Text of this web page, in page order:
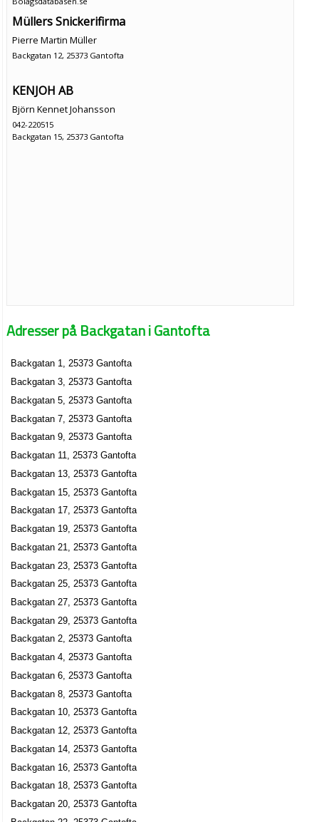
Müllers Snickerifirma
Pierre Martin Müller
Backgatan 12, 25373 Gantofta
KENJOH AB
Björn Kennet Johansson
042-220515
Backgatan 15, 25373 Gantofta
Adresser på Backgatan i Gantofta
Backgatan 1, 25373 Gantofta
Backgatan 3, 25373 Gantofta
Backgatan 5, 25373 Gantofta
Backgatan 7, 25373 Gantofta
Backgatan 9, 25373 Gantofta
Backgatan 11, 25373 Gantofta
Backgatan 13, 25373 Gantofta
Backgatan 15, 25373 Gantofta
Backgatan 17, 25373 Gantofta
Backgatan 19, 25373 Gantofta
Backgatan 21, 25373 Gantofta
Backgatan 23, 25373 Gantofta
Backgatan 25, 25373 Gantofta
Backgatan 27, 25373 Gantofta
Backgatan 29, 25373 Gantofta
Backgatan 2, 25373 Gantofta
Backgatan 4, 25373 Gantofta
Backgatan 6, 25373 Gantofta
Backgatan 8, 25373 Gantofta
Backgatan 10, 25373 Gantofta
Backgatan 12, 25373 Gantofta
Backgatan 14, 25373 Gantofta
Backgatan 16, 25373 Gantofta
Backgatan 18, 25373 Gantofta
Backgatan 20, 25373 Gantofta